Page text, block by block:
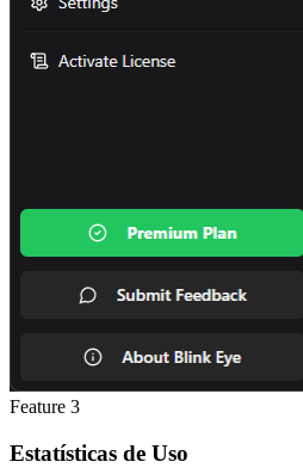
Feature 3
Estatísticas de Uso